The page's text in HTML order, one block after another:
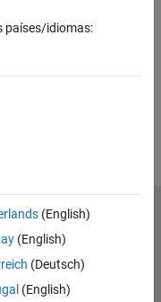
países/idiomas:
(English)
(English)
(Deutsch)
(English)
Estado de las aplicaciones